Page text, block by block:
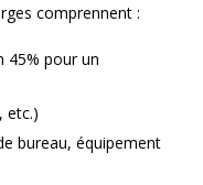
comprennent :
45% pour un
etc.)
bureau, équipement